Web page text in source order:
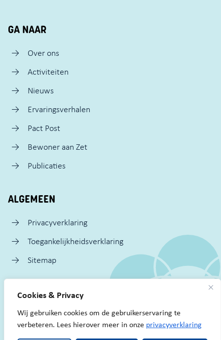
Cookies & Privacy
Wij gebruiken cookies om de gebruikerservaring te
verbeteren. Lees hierover meer in onze privacyverklaring
GA NAAR
Over ons
Activiteiten
Nieuws
Ervaringsverhalen
Pact Post
Bewoner aan Zet
Publicaties
ALGEMEEN
Privacyverklaring
Toegankelijkheidsverklaring
Sitemap
VOLG ONS
Facebook Pact Zaandam Oost
Instagram Pact Zaandam OostYouTube Pact Zaandam OostLinkedIn
Mail